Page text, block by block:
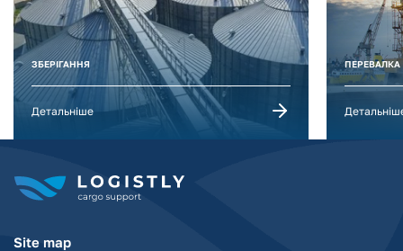
ЗБЕРІГАННЯ
Детальніше
ПЕРЕВАЛКА
Site map